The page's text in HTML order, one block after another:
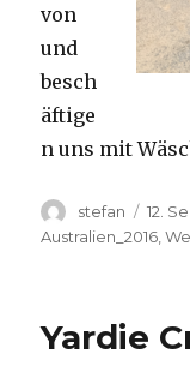
von
und
besch
äftige
n uns mit
Autor
stefan
am
12.
Australien_2016 ,
Yardie